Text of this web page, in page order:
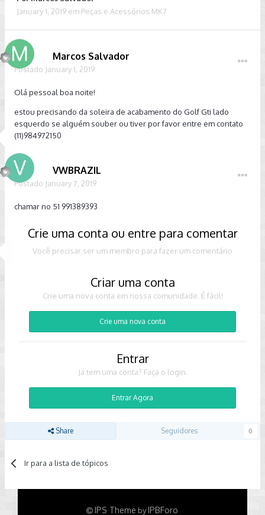
January 1, 2019 em Peças e Acessórios MK7
Marcos Salvador
Postado January 1, 2019
Olá pessoal boa noite!
estou precisando da soleira de acabamento do Golf Gti lado
esquerdo se alguém souber ou tiver por favor entre em contato
(11)984972150
VWBRAZIL
Postado January 7, 2019
chamar no 51 991389393
Crie uma conta ou entre para comentar
Você precisar ser um membro para fazer um comentário
Criar uma conta
Crie uma nova conta em nossa comunidade. É fácil!
Crie uma nova conta
Entrar
Já tem uma conta? Faça o login.
Entrar Agora
Share Seguidores 0
Ir para a lista de tópicos
IPS Theme byIPBForo